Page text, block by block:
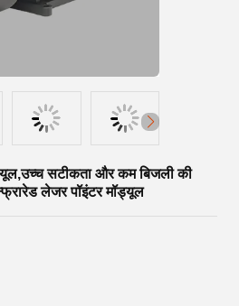
सटीकता और कम बिजली की
लेजर पॉइंटर मॉड्यूल